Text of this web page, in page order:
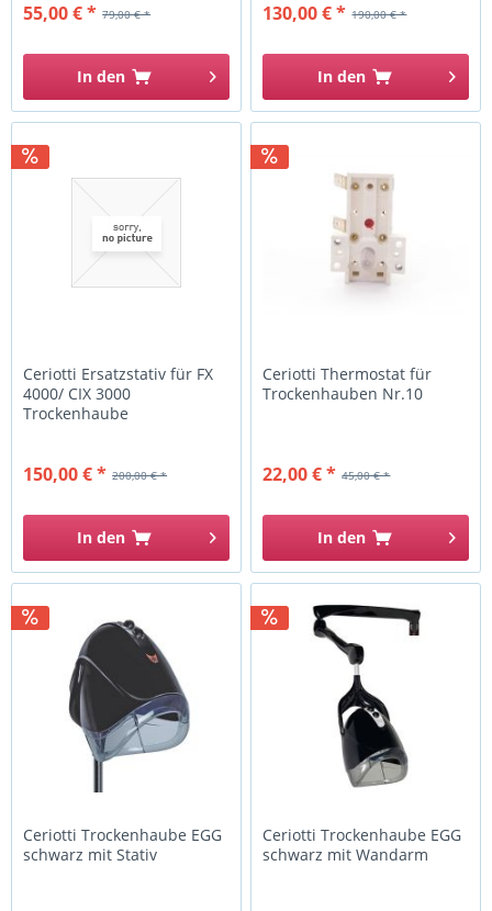
79,00 € *
55,00 € *
In den
190,00 € *
130,00 € *
In den
Ceriotti Ersatzstativ für FX
4000/ CIX 3000
Trockenhaube
200,00 € *
150,00 € *
In den
Ceriotti Thermostat für
Trockenhauben Nr.10
45,00 € *
22,00 € *
In den
Ceriotti Trockenhaube EGG
schwarz mit Stativ
Ceriotti Trockenhaube EGG
schwarz mit Wandarm